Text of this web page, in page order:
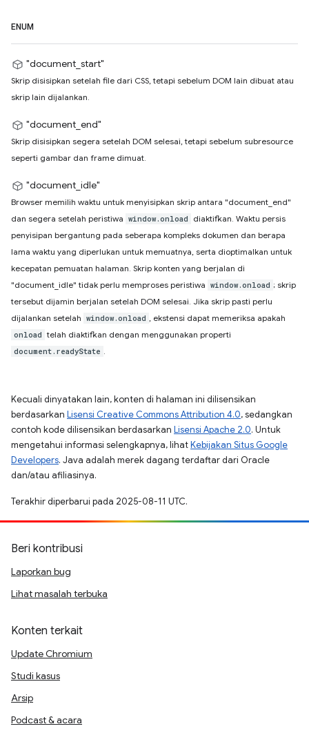
ENUM
"document_start"
Skrip disisipkan setelah file dari CSS, tetapi sebelum DOM lain dibuat atau
skrip lain dijalankan.
"document_end"
Skrip disisipkan segera setelah DOM selesai, tetapi sebelum subresource
seperti gambar dan frame dimuat.
"document_idle"
Browser memilih waktu untuk menyisipkan skrip antara "document_end"
dan segera setelah peristiwa window.onload
diaktifkan. Waktu persis
penyisipan bergantung pada seberapa kompleks dokumen dan berapa
lama waktu yang diperlukan untuk memuatnya, serta dioptimalkan untuk
kecepatan pemuatan halaman. Skrip konten yang berjalan di
"document_idle" tidak perlu memproses peristiwa window.onload ; skrip
tersebut dijamin berjalan setelah DOM selesai. Jika skrip pasti perlu
dijalankan setelah window.onload , ekstensi dapat memeriksa apakah
onload telah diaktifkan dengan menggunakan properti
document.readyState .
Kecuali dinyatakan lain, konten di halaman ini dilisensikan
berdasarkan Lisensi Creative Commons Attribution 4.0, sedangkan
contoh kode dilisensikan berdasarkan Lisensi Apache 2.0. Untuk
mengetahui informasi selengkapnya, lihatKebijakan Situs Google
Developers. Java adalah merek dagang terdaftar dari Oracle
dan/atau afiliasinya.
Terakhir diperbarui pada 2025-08-11 UTC.
Beri kontribusi
Laporkan bug
Lihat masalah terbuka
Konten terkait
Update Chromium
Studi kasus
Arsip
Podcast & acara